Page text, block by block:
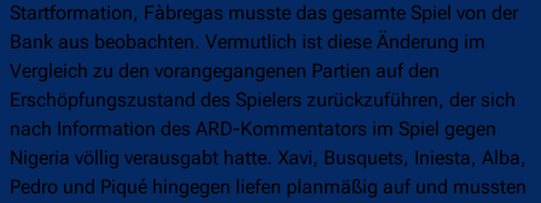
Startformation, Fàbregas musste das gesamte Spiel von der
Bank aus beobachten. Vermutlich ist diese Änderung im
Vergleich zu den vorangegangenen Partien auf den
Erschöpfungszustand des Spielers zurückzuführen, der sich
nach Information des ARD-Kommentators im Spiel gegen
Nigeria völlig verausgabt hatte. Xavi, Busquets, Iniesta, Alba,
Pedro und Piqué hingegen liefen planmäßig auf und mussten